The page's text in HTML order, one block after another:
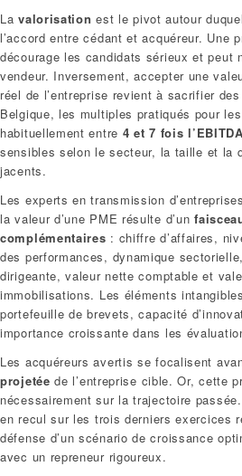
Lavalorisation est le pivot autour
l’accord entre cédant et acquéreur. Une
décourage les candidats sérieux et peut
vendeur. Inversement, accepter une
réel de l’entreprise revient à sacrifier
Belgique, les multiples pratiqués pour
habituellement entre 4 et 7 fois l’EBITDA
sensibles selon le secteur, la taille et la
jacents.
Les experts en transmission
la valeur d’une PME résulte d’un
complémentaires : chiffre d’affaires,
des performances, dynamique
dirigeante, valeur nette comptable et
immobilisations. Les éléments
portefeuille de brevets, capacité
importance croissante dans les
Les acquéreurs avertis se focalisent
projetée de l’entreprise cible. Or, cette
nécessairement sur la trajectoire
en recul sur les trois derniers exercices
défense d’un scénario de croissance
avec un repreneur rigoureux.